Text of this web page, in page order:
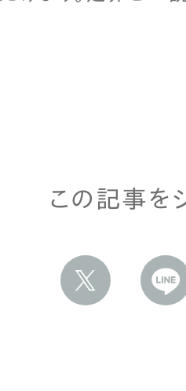
この記事を